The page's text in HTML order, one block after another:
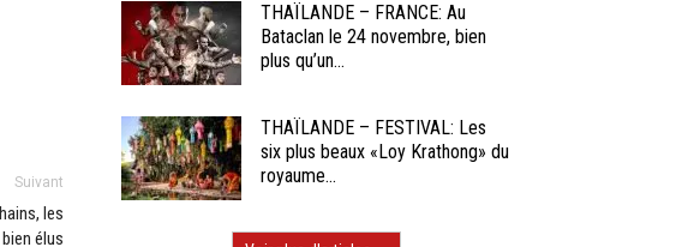
Suivant
les
élus
THAÏLANDE – FRANCE: Au
Bataclan le 24 novembre, bien
plus qu’un...
THAÏLANDE – FESTIVAL: Les
six plus beaux «Loy Krathong» du
royaume...